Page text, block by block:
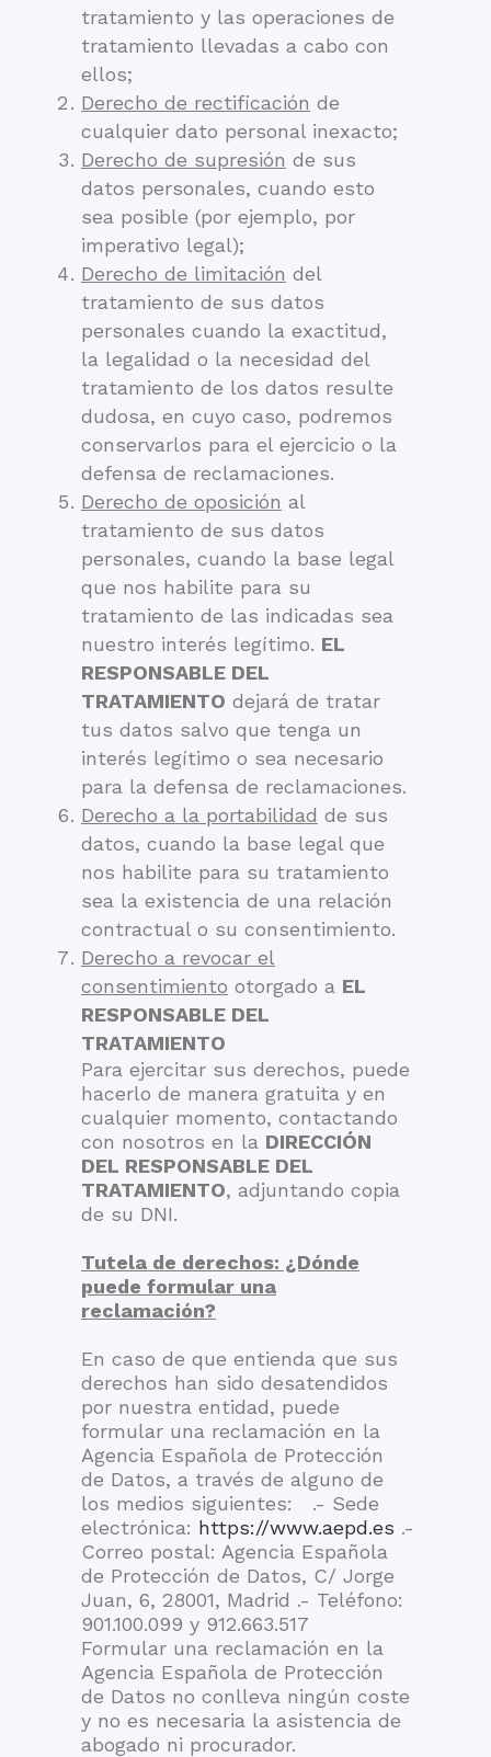
tratamiento y las operaciones de
tratamiento llevadas a cabo con
ellos;
Derecho de rectificación de
cualquier dato personal inexacto;
Derecho de supresión de sus
datos personales, cuando esto
sea posible (por ejemplo, por
imperativo legal);
Derecho de limitación del
tratamiento de sus datos
personales cuando la exactitud,
la legalidad o la necesidad del
tratamiento de los datos resulte
dudosa, en cuyo caso, podremos
conservarlos para el ejercicio o la
defensa de reclamaciones.
Derecho de oposición al
tratamiento de sus datos
personales, cuando la base legal
que nos habilite para su
tratamiento de las indicadas sea
nuestro interés legítimo. EL
RESPONSABLE DEL
TRATAMIENTO dejará de tratar
tus datos salvo que tenga un
interés legítimo o sea necesario
para la defensa de reclamaciones.
Derecho a la portabilidad de sus
datos, cuando la base legal que
nos habilite para su tratamiento
sea la existencia de una relación
contractual o su consentimiento.
Derecho a revocar el
consentimiento otorgado a EL
RESPONSABLE DEL
TRATAMIENTO
Para ejercitar sus derechos, puede
hacerlo de manera gratuita y en
cualquier momento, contactando
con nosotros en la DIRECCIÓN
DEL RESPONSABLE DEL
TRATAMIENTO, adjuntando copia
de su DNI.
Tutela de derechos: ¿Dónde
puede formular una
reclamación?
En caso de que entienda que sus
derechos han sido desatendidos
por nuestra entidad, puede
formular una reclamación en la
Agencia Española de Protección
de Datos, a través de alguno de
los medios siguientes: .- Sede
electrónica: https://www.aepd.es .-
Correo postal: Agencia Española
de Protección de Datos, C/ Jorge
Juan, 6, 28001, Madrid .- Teléfono:
901.100.099 y 912.663.517
Formular una reclamación en la
Agencia Española de Protección
de Datos no conlleva ningún coste
y no es necesaria la asistencia de
abogado ni procurador.